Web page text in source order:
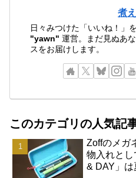
煮
日々みつけた「いいね！」
"yawn" 運営。まだ見ぬあ
スをお届けします。
このカテゴリの人気記
Zoffのメガ
物入れと
& DAY」は